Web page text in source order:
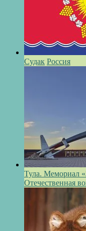
Судак Россия
Тула. Мемориал
Отечественная